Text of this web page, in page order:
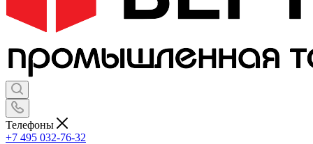
Телефоны
+7 495 032-76-32